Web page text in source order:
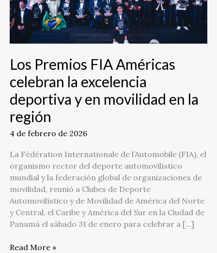
Los Premios FIA Américas
celebran la excelencia
deportiva y en movilidad en la
región
4 de febrero de 2026
La Fédération Internationale de l’Automobile (FIA), el
organismo rector del deporte automovilístico
mundial y la federación global de organizaciones de
movilidad, reunió a Clubes de Deporte
Automovilístico y de Movilidad de América del Norte
y Central, el Caribe y América del Sur en la Ciudad de
Panamá el sábado 31 de enero para celebrar a […]
y
en
movilidad
en
región
Read More »